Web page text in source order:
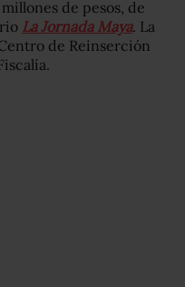
de pesos, de
La Jornada Maya. La
de Reinserción